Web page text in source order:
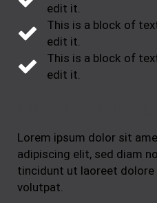
edit it.
This is a block of
edit it.
This is a block of
edit it.
Lorem ipsum dolor sit
adipiscing elit, sed diam
tincidunt ut laoreet dolore
volutpat.